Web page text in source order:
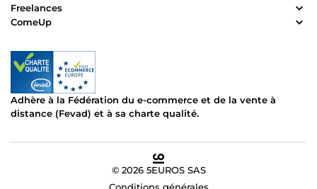
Freelances
ComeUp
Adhère à la Fédération du e-commerce et de la vente à
distance (Fevad) et à sa charte qualité.
© 2026 5EUROS SAS
Conditions générales